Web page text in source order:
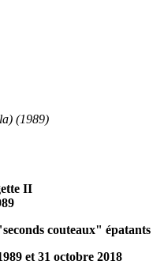
(1989)
II
couteaux" épatants
et 31 octobre 2018